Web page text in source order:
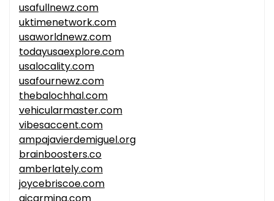
usafullnewz.com
uktimenetwork.com
usaworldnewz.com
todayusaexplore.com
usalocality.com
usafournewz.com
thebalochhal.com
vehicularmaster.com
vibesaccent.com
ampajavierdemiguel.org
brainboosters.co
amberlately.com
joycebriscoe.com